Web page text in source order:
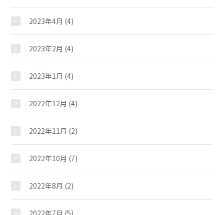
夢ステーション
児童クラブ
2023年4月 (4)
2023年2月 (4)
2023年1月 (4)
2022年12月 (4)
2022年11月 (2)
2022年10月 (7)
2022年8月 (2)